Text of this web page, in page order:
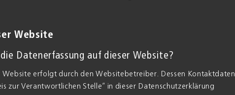
Website
Datenerfassung auf dieser Website?
erfolgt durch den Websitebetreiber. Dessen Kontaktdaten
zur Verantwortlichen Stelle“ in dieser Datenschutzerklärung